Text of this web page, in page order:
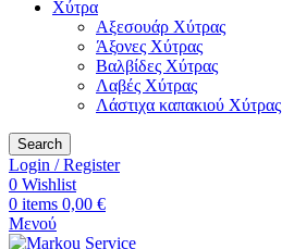
Χύτρα
Αξεσουάρ Χύτρας
Άξονες Χύτρας
Βαλβίδες Χύτρας
Λαβές Χύτρας
Λάστιχα καπακιού Χύτρας
Search
Login / Register
0 Wishlist
0 items 0,00 €
Μενού